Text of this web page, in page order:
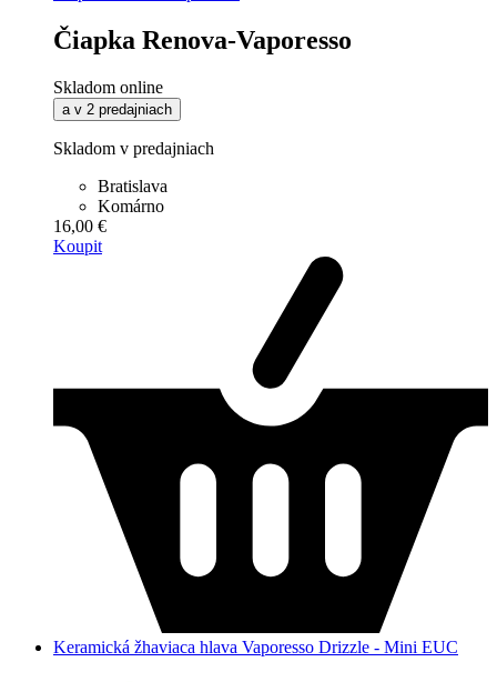
Čiapka Renova-Vaporesso
Skladom online
a v 2 predajniach
Skladom v predajniach
Bratislava
Komárno
16,00 €
Koupit
Keramická žhaviaca hlava Vaporesso Drizzle - Mini EUC